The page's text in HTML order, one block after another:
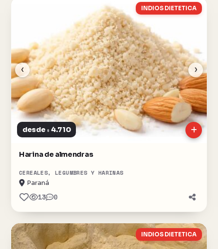
‹ ›
INDIOS DIETETICA
desde $ 4.710
Harina de almendras
CEREALES, LEGUMBRES Y HARINAS
Paraná
13 0
INDIOS DIETETICA